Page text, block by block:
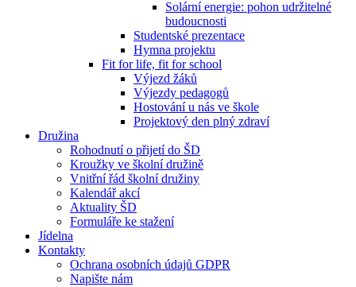
Solární energie: pohon udržitelné
budoucnosti
Studentské prezentace
Hymna projektu
Fit for life, fit for school
Výjezd žáků
Výjezdy pedagogů
Hostování u nás ve škole
Projektový den plný zdraví
Družina
Rohodnutí o přijetí do ŠD
Kroužky ve školní družině
Vnitřní řád školní družiny
Kalendář akcí
Aktuality ŠD
Formuláře ke stažení
Jídelna
Kontakty
Ochrana osobních údajů GDPR
Napište nám